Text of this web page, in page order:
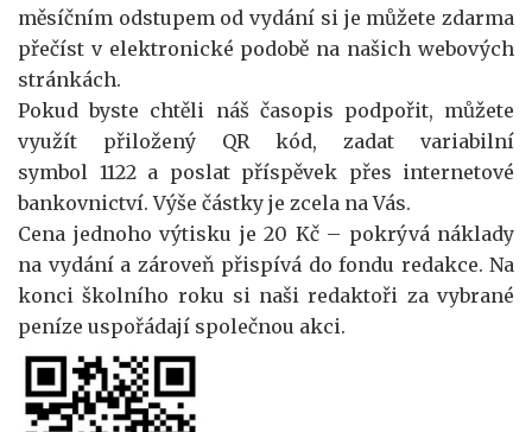
měsíčním odstupem od vydání si je můžete zdarma
přečíst v elektronické podobě na našich webových
stránkách.
Pokud byste chtěli náš časopis podpořit, můžete
využít přiložený QR kód, zadat variabilní
symbol 1122 a poslat příspěvek přes internetové
bankovnictví. Výše částky je zcela na Vás.
Cena jednoho výtisku je 20 Kč – pokrývá náklady
na vydání a zároveň přispívá do fondu redakce. Na
konci školního roku si naši redaktoři za vybrané
peníze uspořádají společnou akci.